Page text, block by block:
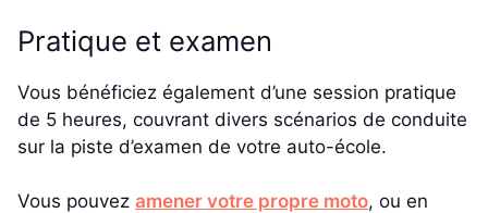
Pratique et examen
Vous bénéficiez également d’une session pratique
de 5 heures, couvrant divers scénarios de conduite
sur la piste d’examen de votre auto-école.
Vous pouvez amener votre propre moto, ou en